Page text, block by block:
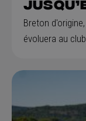
Breton
évoluera au club…